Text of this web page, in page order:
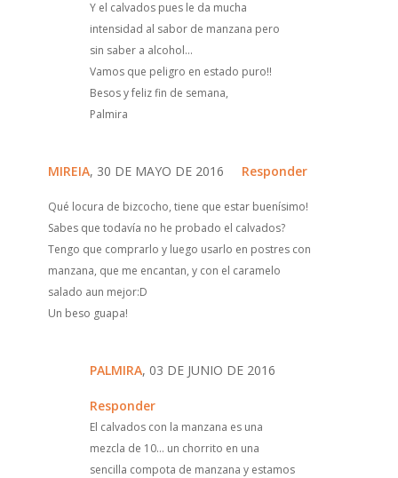
Y el calvados pues le da mucha
intensidad al sabor de manzana pero
sin saber a alcohol...
Vamos que peligro en estado puro!!
Besos y feliz fin de semana,
Palmira
MIREIA, 30 DE MAYO DE 2016 Responder
Qué locura de bizcocho, tiene que estar buenísimo!
Sabes que todavía no he probado el calvados?
Tengo que comprarlo y luego usarlo en postres con
manzana, que me encantan, y con el caramelo
salado aun mejor:D
Un beso guapa!
PALMIRA, 03 DE JUNIO DE 2016
Responder
El calvados con la manzana es una
mezcla de 10... un chorrito en una
sencilla compota de manzana y estamos